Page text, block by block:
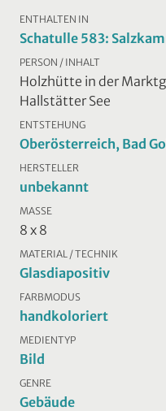
ENTHALTEN IN
Schatulle 583:
PERSON / INHALT
Holzhütte in der
Hallstätter See
ENTSTEHUNG
Oberösterreich, Bad
HERSTELLER
unbekannt
MASSE
8 x 8
MATERIAL / TECHNIK
Glasdiapositiv
FARBMODUS
handkoloriert
MEDIENTYP
Bild
GENRE
Gebäude